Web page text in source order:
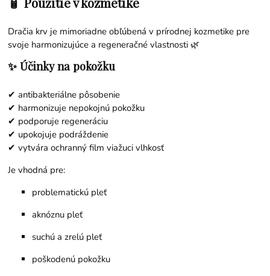
Dračia krv je mimoriadne obľúbená v prírodnej kozmetike pre
svoje harmonizujúce a regeneračné vlastnosti 🌿
✨ Účinky na pokožku
✔ antibakteriálne pôsobenie
✔ harmonizuje nepokojnú pokožku
✔ podporuje regeneráciu
✔ upokojuje podráždenie
✔ vytvára ochranný film viažuci vlhkosť
Je vhodná pre:
problematickú pleť
aknóznu pleť
suchú a zrelú pleť
poškodenú pokožku